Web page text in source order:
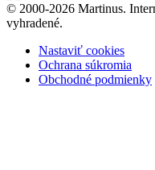
© 2000-2026 Martinus.
vyhradené.
Nastaviť cookies
Ochrana súkromia
Obchodné podmienky